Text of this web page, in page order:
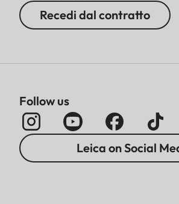
Recedi dal contratto
Follow us
Leica on Social